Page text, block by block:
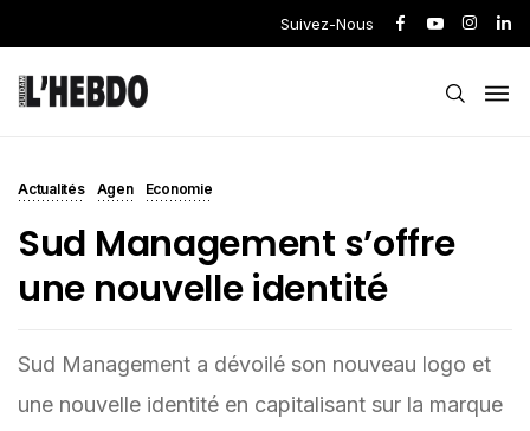
Suivez-Nous
Actualités Agen Economie
Sud Management s’offre
une nouvelle identité
Sud Management a dévoilé son nouveau logo et
une nouvelle identité en capitalisant sur la marque